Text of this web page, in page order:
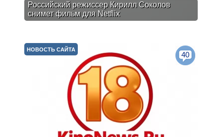
Российский режиссер Кирилл Соколов
снимет фильм для Netflix
НОВОСТЬ САЙТА
40